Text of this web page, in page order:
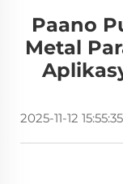
Paano
Metal
2025-11-12 15:55:35